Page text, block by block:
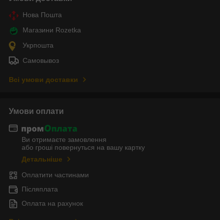
Нова Пошта
Магазини Rozetka
Укрпошта
Самовывоз
Всі умови доставки
Умови оплати
Ви отримаєте замовлення
або гроші повернуться на вашу картку
Детальніше
Оплатити частинами
Післяплата
Оплата на рахунок